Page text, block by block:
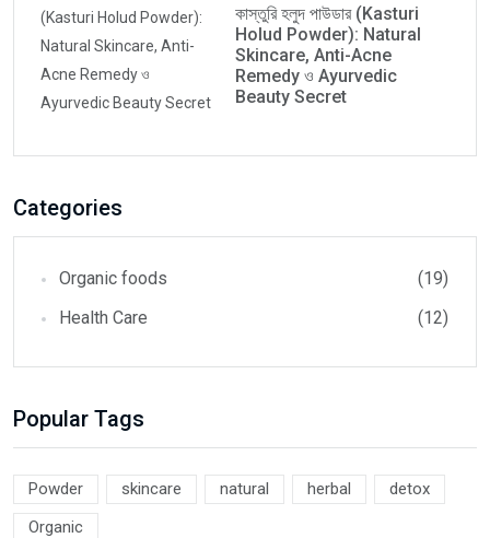
কাস্তুরি হলুদ পাউডার (Kasturi
Holud Powder): Natural
Skincare, Anti-Acne
Remedy ও Ayurvedic
Beauty Secret
Categories
Organic foods
(19)
Health Care
(12)
Popular Tags
Powder skincare natural herbal
detox
Organic